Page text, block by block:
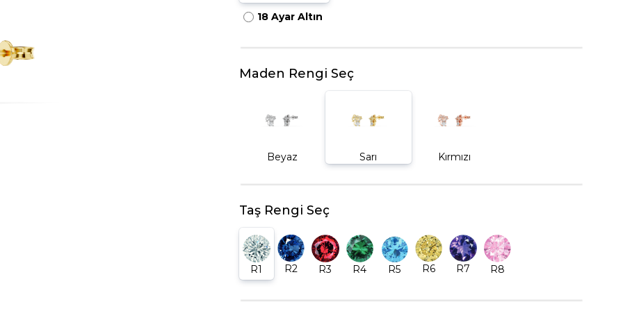
18 Ayar Altın
Maden Rengi Seç
Beyaz Sarı Kırmızı
Taş Rengi Seç
R1 R2 R3 R4 R5 R6 R7 R8